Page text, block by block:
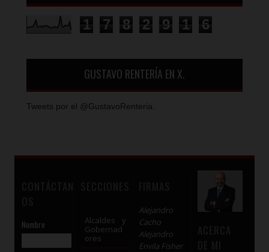
1 7 8 2 9 1 6
GUSTAVO RENTERÍA EN X.
Tweets por el @GustavoRenteria.
Nombre
Alcaldes y
Gobernad
ores
Alejandro
Cacho
Alejandro
Envila Fisher